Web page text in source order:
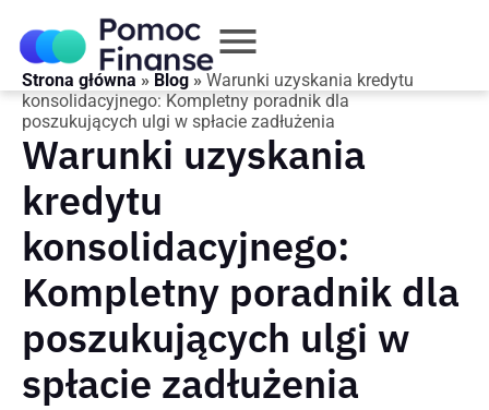
Strona główna » Blog » Warunki uzyskania kredytu
konsolidacyjnego: Kompletny poradnik dla
poszukujących ulgi w spłacie zadłużenia
Warunki uzyskania
kredytu
konsolidacyjnego:
Kompletny poradnik dla
poszukujących ulgi w
spłacie zadłużenia